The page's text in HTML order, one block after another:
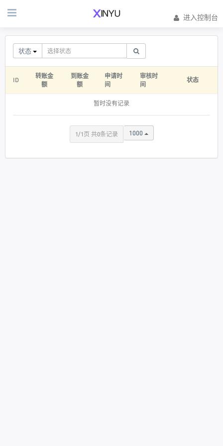
进入控制台
状态
ID
转账金
额
到账金
额
申请时
间
审核时
间
状态
暂时没有记录
1/1页 共0条记录 1000